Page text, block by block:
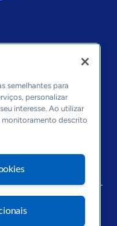
semelhantes para
personalizar
interesse. Ao utilizar
monitoramento descrito